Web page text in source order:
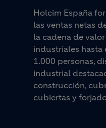
Holcim España
las ventas netas
la cadena de
industriales hasta
1.000 personas,
industrial
construcción,
cubiertas y